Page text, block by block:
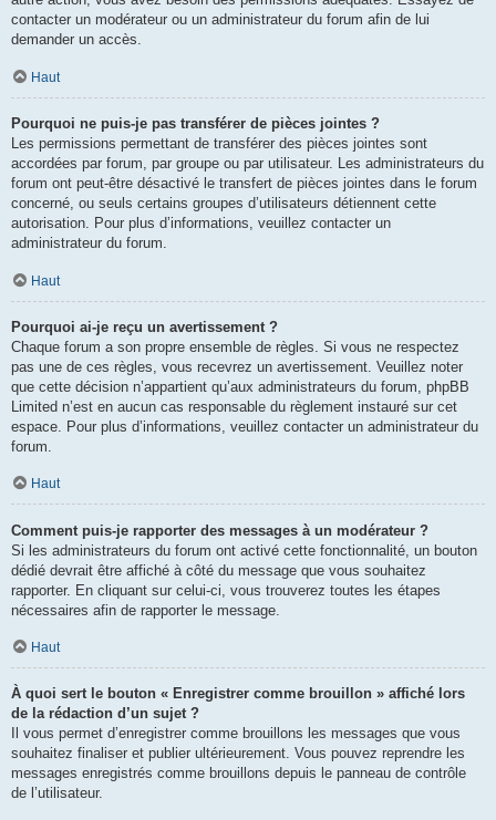
contacter un modérateur ou un administrateur du forum afin de lui
demander un accès.
Haut
Pourquoi ne puis-je pas transférer de pièces jointes ?
Les permissions permettant de transférer des pièces jointes sont
accordées par forum, par groupe ou par utilisateur. Les administrateurs du
forum ont peut-être désactivé le transfert de pièces jointes dans le forum
concerné, ou seuls certains groupes d’utilisateurs détiennent cette
autorisation. Pour plus d’informations, veuillez contacter un
administrateur du forum.
Haut
Pourquoi ai-je reçu un avertissement ?
Chaque forum a son propre ensemble de règles. Si vous ne respectez
pas une de ces règles, vous recevrez un avertissement. Veuillez noter
que cette décision n’appartient qu’aux administrateurs du forum, phpBB
Limited n’est en aucun cas responsable du règlement instauré sur cet
espace. Pour plus d’informations, veuillez contacter un administrateur du
forum.
Haut
Comment puis-je rapporter des messages à un modérateur ?
Si les administrateurs du forum ont activé cette fonctionnalité, un bouton
dédié devrait être affiché à côté du message que vous souhaitez
rapporter. En cliquant sur celui-ci, vous trouverez toutes les étapes
nécessaires afin de rapporter le message.
Haut
À quoi sert le bouton « Enregistrer comme brouillon » affiché lors
de la rédaction d’un sujet ?
Il vous permet d’enregistrer comme brouillons les messages que vous
souhaitez finaliser et publier ultérieurement. Vous pouvez reprendre les
messages enregistrés comme brouillons depuis le panneau de contrôle
de l’utilisateur.